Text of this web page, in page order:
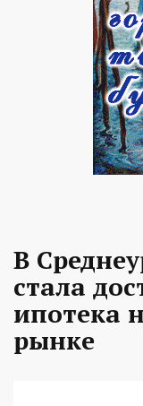
В
стала
ипотека
рынке